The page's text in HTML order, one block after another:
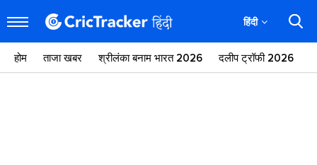
हिंदी
होम ताजा खबर श्रीलंका बनाम भारत 2026 दलीप ट्रॉफी 2026